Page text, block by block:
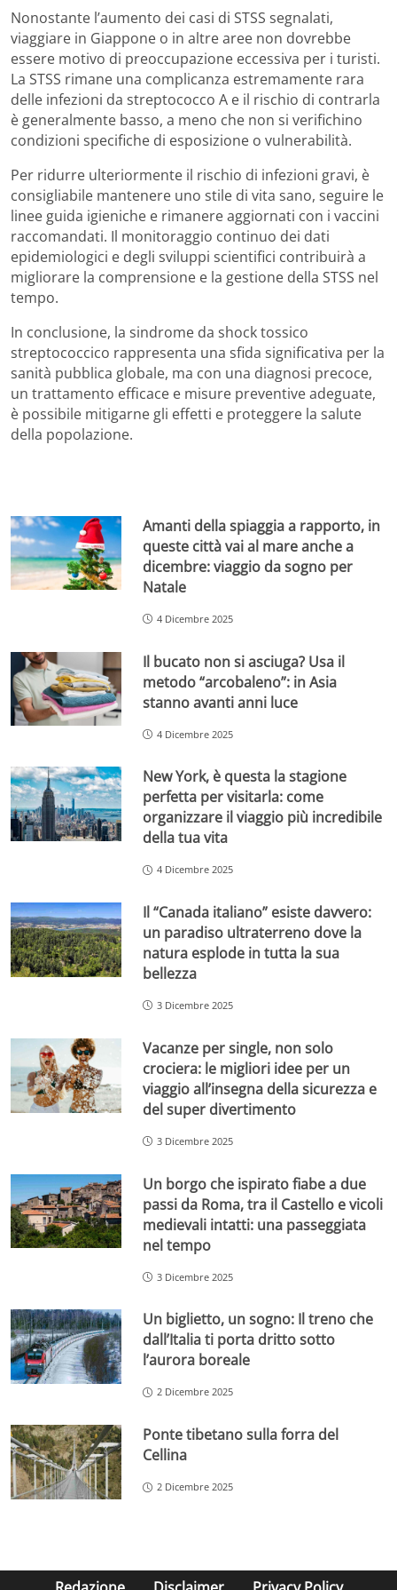
Nonostante l’aumento dei casi di STSS segnalati,
viaggiare in Giappone o in altre aree non dovrebbe
essere motivo di preoccupazione eccessiva per i turisti.
La STSS rimane una complicanza estremamente rara
delle infezioni da streptococco A e il rischio di contrarla
è generalmente basso, a meno che non si verifichino
condizioni specifiche di esposizione o vulnerabilità.
Per ridurre ulteriormente il rischio di infezioni gravi, è
consigliabile mantenere uno stile di vita sano, seguire le
linee guida igieniche e rimanere aggiornati con i vaccini
raccomandati. Il monitoraggio continuo dei dati
epidemiologici e degli sviluppi scientifici contribuirà a
migliorare la comprensione e la gestione della STSS nel
tempo.
In conclusione, la sindrome da shock tossico
streptococcico rappresenta una sfida significativa per la
sanità pubblica globale, ma con una diagnosi precoce,
un trattamento efficace e misure preventive adeguate,
è possibile mitigarne gli effetti e proteggere la salute
della popolazione.
Amanti della spiaggia a rapporto, in
queste città vai al mare anche a
dicembre: viaggio da sogno per
Natale
4 Dicembre 2025
Il bucato non si asciuga? Usa il
metodo “arcobaleno”: in Asia
stanno avanti anni luce
4 Dicembre 2025
New York, è questa la stagione
perfetta per visitarla: come
organizzare il viaggio più incredibile
della tua vita
4 Dicembre 2025
Il “Canada italiano” esiste davvero:
un paradiso ultraterreno dove la
natura esplode in tutta la sua
bellezza
3 Dicembre 2025
Vacanze per single, non solo
crociera: le migliori idee per un
viaggio all’insegna della sicurezza e
del super divertimento
3 Dicembre 2025
Un borgo che ispirato fiabe a due
passi da Roma, tra il Castello e vicoli
medievali intatti: una passeggiata
nel tempo
3 Dicembre 2025
Un biglietto, un sogno: Il treno che
dall’Italia ti porta dritto sotto
l’aurora boreale
2 Dicembre 2025
Ponte tibetano sulla forra del
Cellina
2 Dicembre 2025